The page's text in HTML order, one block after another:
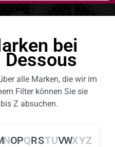
bei
alle Marken, die wir im
Filter können Sie sie
Z absuchen.
NOPQRSTUVWXYZ